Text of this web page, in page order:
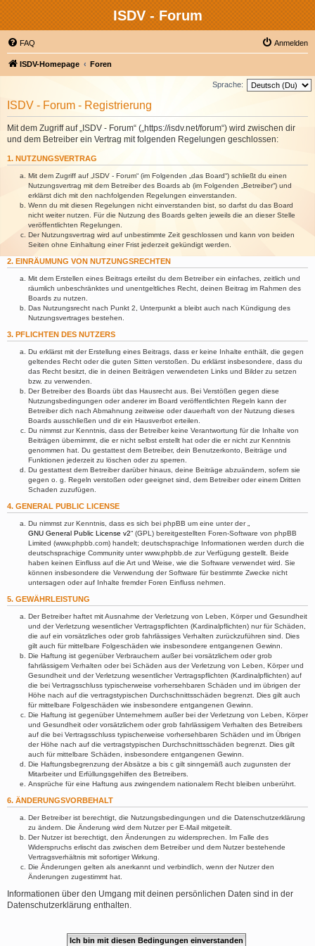
ISDV - Forum
FAQ Anmelden
ISDV-Homepage Foren
Sprache:
ISDV - Forum - Registrierung
Mit dem Zugriff auf „ISDV - Forum“ („https://isdv.net/forum“) wird zwischen dir
und dem Betreiber ein Vertrag mit folgenden Regelungen geschlossen:
1. NUTZUNGSVERTRAG
Mit dem Zugriff auf „ISDV - Forum“ (im Folgenden „das Board“) schließt du einen
Nutzungsvertrag mit dem Betreiber des Boards ab (im Folgenden „Betreiber“) und
erklärst dich mit den nachfolgenden Regelungen einverstanden.
Wenn du mit diesen Regelungen nicht einverstanden bist, so darfst du das Board
nicht weiter nutzen. Für die Nutzung des Boards gelten jeweils die an dieser Stelle
veröffentlichten Regelungen.
Der Nutzungsvertrag wird auf unbestimmte Zeit geschlossen und kann von beiden
Seiten ohne Einhaltung einer Frist jederzeit gekündigt werden.
2. EINRÄUMUNG VON NUTZUNGSRECHTEN
Mit dem Erstellen eines Beitrags erteilst du dem Betreiber ein einfaches, zeitlich und
räumlich unbeschränktes und unentgeltliches Recht, deinen Beitrag im Rahmen des
Boards zu nutzen.
Das Nutzungsrecht nach Punkt 2, Unterpunkt a bleibt auch nach Kündigung des
Nutzungsvertrages bestehen.
3. PFLICHTEN DES NUTZERS
Du erklärst mit der Erstellung eines Beitrags, dass er keine Inhalte enthält, die gegen
geltendes Recht oder die guten Sitten verstoßen. Du erklärst insbesondere, dass du
das Recht besitzt, die in deinen Beiträgen verwendeten Links und Bilder zu setzen
bzw. zu verwenden.
Der Betreiber des Boards übt das Hausrecht aus. Bei Verstößen gegen diese
Nutzungsbedingungen oder anderer im Board veröffentlichten Regeln kann der
Betreiber dich nach Abmahnung zeitweise oder dauerhaft von der Nutzung dieses
Boards ausschließen und dir ein Hausverbot erteilen.
Du nimmst zur Kenntnis, dass der Betreiber keine Verantwortung für die Inhalte von
Beiträgen übernimmt, die er nicht selbst erstellt hat oder die er nicht zur Kenntnis
genommen hat. Du gestattest dem Betreiber, dein Benutzerkonto, Beiträge und
Funktionen jederzeit zu löschen oder zu sperren.
Du gestattest dem Betreiber darüber hinaus, deine Beiträge abzuändern, sofern sie
gegen o. g. Regeln verstoßen oder geeignet sind, dem Betreiber oder einem Dritten
Schaden zuzufügen.
4. GENERAL PUBLIC LICENSE
Du nimmst zur Kenntnis, dass es sich bei phpBB um eine unter der „
GNU General Public License v2“ (GPL) bereitgestellten Foren-Software von phpBB
Limited (www.phpbb.com) handelt; deutschsprachige Informationen werden durch die
deutschsprachige Community unter www.phpbb.de zur Verfügung gestellt. Beide
haben keinen Einfluss auf die Art und Weise, wie die Software verwendet wird. Sie
können insbesondere die Verwendung der Software für bestimmte Zwecke nicht
untersagen oder auf Inhalte fremder Foren Einfluss nehmen.
5. GEWÄHRLEISTUNG
Der Betreiber haftet mit Ausnahme der Verletzung von Leben, Körper und Gesundheit
und der Verletzung wesentlicher Vertragspflichten (Kardinalpflichten) nur für Schäden,
die auf ein vorsätzliches oder grob fahrlässiges Verhalten zurückzuführen sind. Dies
gilt auch für mittelbare Folgeschäden wie insbesondere entgangenen Gewinn.
Die Haftung ist gegenüber Verbrauchern außer bei vorsätzlichem oder grob
fahrlässigem Verhalten oder bei Schäden aus der Verletzung von Leben, Körper und
Gesundheit und der Verletzung wesentlicher Vertragspflichten (Kardinalpflichten) auf
die bei Vertragsschluss typischerweise vorhersehbaren Schäden und im übrigen der
Höhe nach auf die vertragstypischen Durchschnittsschäden begrenzt. Dies gilt auch
für mittelbare Folgeschäden wie insbesondere entgangenen Gewinn.
Die Haftung ist gegenüber Unternehmern außer bei der Verletzung von Leben, Körper
und Gesundheit oder vorsätzlichem oder grob fahrlässigem Verhalten des Betreibers
auf die bei Vertragsschluss typischerweise vorhersehbaren Schäden und im Übrigen
der Höhe nach auf die vertragstypischen Durchschnittsschäden begrenzt. Dies gilt
auch für mittelbare Schäden, insbesondere entgangenen Gewinn.
Die Haftungsbegrenzung der Absätze a bis c gilt sinngemäß auch zugunsten der
Mitarbeiter und Erfüllungsgehilfen des Betreibers.
Ansprüche für eine Haftung aus zwingendem nationalem Recht bleiben unberührt.
6. ÄNDERUNGSVORBEHALT
Der Betreiber ist berechtigt, die Nutzungsbedingungen und die Datenschutzerklärung
zu ändern. Die Änderung wird dem Nutzer per E-Mail mitgeteilt.
Der Nutzer ist berechtigt, den Änderungen zu widersprechen. Im Falle des
Widerspruchs erlischt das zwischen dem Betreiber und dem Nutzer bestehende
Vertragsverhältnis mit sofortiger Wirkung.
Die Änderungen gelten als anerkannt und verbindlich, wenn der Nutzer den
Änderungen zugestimmt hat.
Informationen über den Umgang mit deinen persönlichen Daten sind in der
Datenschutzerklärung enthalten.